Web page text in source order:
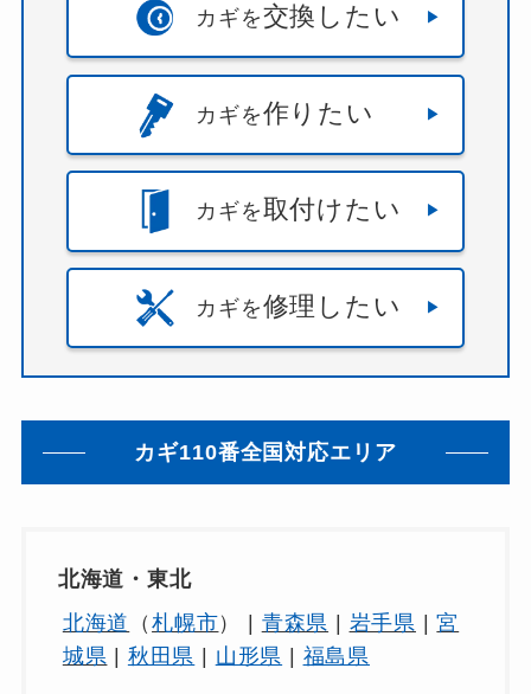
カギを交換したい
カギを作りたい
カギを取付けたい
カギを修理したい
カギ110番全国対応エリア
北海道・東北
北海道
（札幌市） | 青森県 岩手県 |宮
城県
秋田県 山形県 福島県